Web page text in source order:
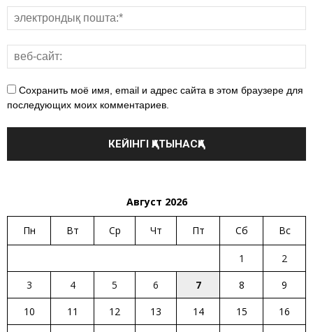
Сохранить моё имя, email и адрес сайта в этом браузере для
последующих моих комментариев.
Август 2026
Пн Вт Ср Чт Пт Сб Вс
1
2
3
4 5 6 7 8
9
10
11 12 13 14 15
16